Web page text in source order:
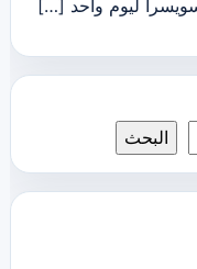
ليوم واحد […]
البحث